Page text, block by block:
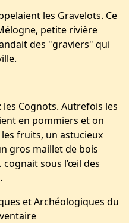
les Gravelots. Ce
petite rivière
des "graviers" qui
Cognots. Autrefois les
en pommiers et on
fruits, un astucieux
gros maillet de bois
sous l’œil des
et Archéologiques du